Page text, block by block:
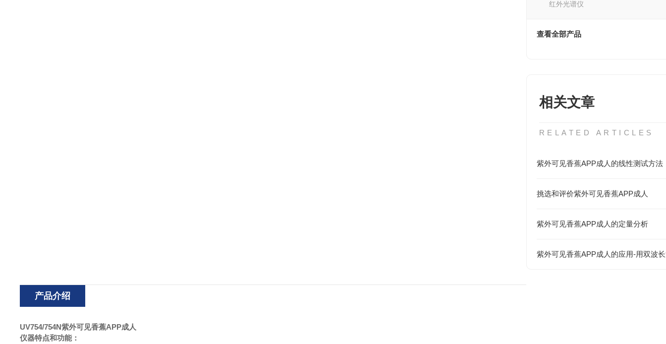
红外光谱仪
查看全部产品
相关文章
RELATED ARTICLES
紫外可见香蕉APP成人的线性测试方法
挑选和评价紫外可见香蕉APP成人
紫外可见香蕉APP成人的定量分析
产品介绍
UV754/754N紫外可见香蕉APP成人
仪器特点和功能：